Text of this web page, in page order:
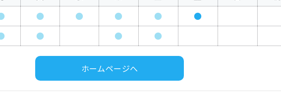
● ● ● ● ●
● ● ●
ホームページへ